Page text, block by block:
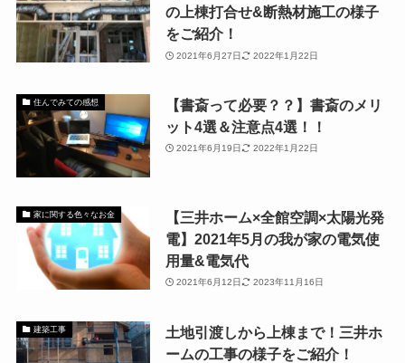
の上棟打合せ&断熱材施工の様子
をご紹介！
2021年6月27日 2022年1月22日
住んでみての感想
【書斎って必要？？】書斎のメリ
ット4選＆注意点4選！！
2021年6月19日 2022年1月22日
家に関する色々なお金
【三井ホーム×全館空調×太陽光発
電】2021年5月の我が家の電気使
用量&電気代
2021年6月12日 2023年11月16日
建築工事
土地引渡しから上棟まで！三井ホ
ームの工事の様子をご紹介！